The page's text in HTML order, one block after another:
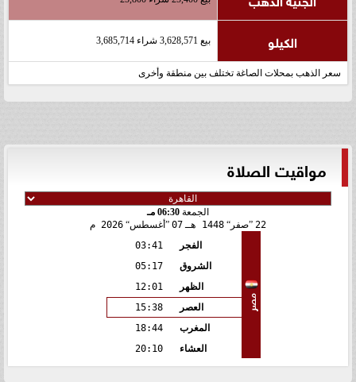
الكيلو بيع 3,628,571 شراء 3,685,714
سعر الذهب بمحلات الصاغة تختلف بين منطقة وأخرى
مواقيت الصلاة
الجمعة 06:30 مـ
22 صفر 1448 هـ 07 أغسطس 2026 م
مصر
الفجر
03:41
الشروق
05:17
الظهر
12:01
العصر
15:38
المغرب
18:44
العشاء
20:10